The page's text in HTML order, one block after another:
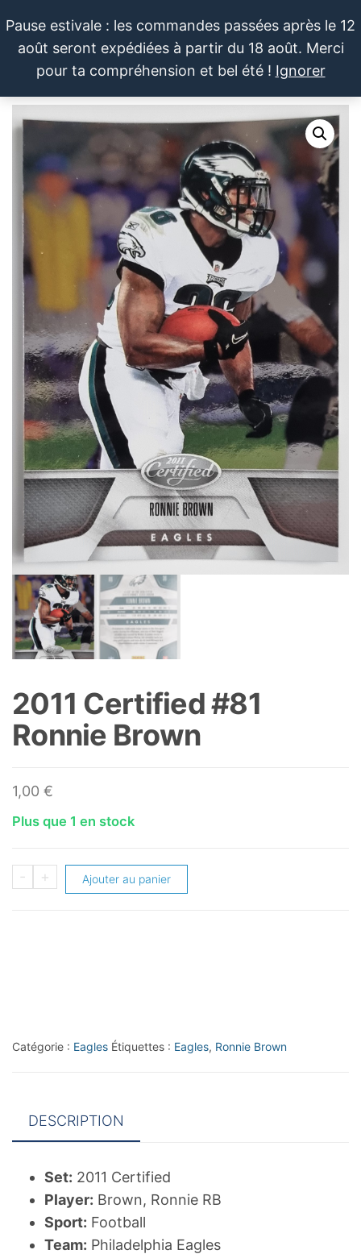
au
contenu
Pause estivale : les commandes passées après le 12
août seront expédiées à partir du 18 août. Merci
pour ta compréhension et bel été ! Ignorer
LE SPORTIF
DU
DIMANCHE®
Cartes
et
produits
autour
du
sport et
de la
pop
culture
2011 Certified #81
Ronnie Brown
1,00 €
Plus que 1 en stock
-
quantité
+ Ajouter au panier
Catégorie : Eagles Étiquettes : Eagles, Ronnie Brown
DESCRIPTION
Set: 2011 Certified
Player: Brown, Ronnie RB
Sport: Football
Team: Philadelphia Eagles